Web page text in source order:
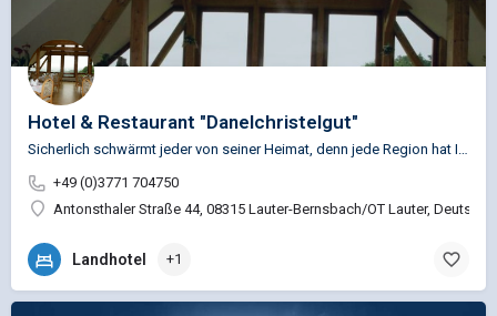
Hotel & Restaurant "Danelchristelgut"
+49 (0)3771 704750
Antonsthaler Straße 44, 08315 Lauter-Bernsbach/OT Lauter,
Landhotel +1